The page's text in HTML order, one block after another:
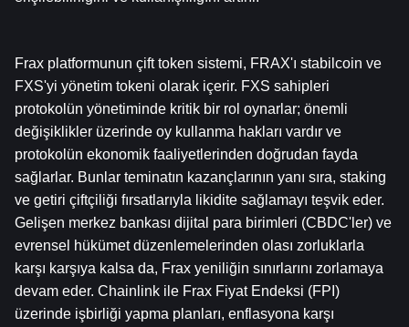
Frax platformunun çift token sistemi, FRAX'ı stabilcoin ve
FXS'yi yönetim tokeni olarak içerir. FXS sahipleri
protokolün yönetiminde kritik bir rol oynarlar; önemli
değişiklikler üzerinde oy kullanma hakları vardır ve
protokolün ekonomik faaliyetlerinden doğrudan fayda
sağlarlar. Bunlar teminatın kazançlarının yanı sıra, staking
ve getiri çiftçiliği fırsatlarıyla likidite sağlamayı teşvik eder.
Gelişen merkez bankası dijital para birimleri (CBDC'ler) ve
evrensel hükümet düzenlemelerinden olası zorluklarla
karşı karşıya kalsa da, Frax yeniliğin sınırlarını zorlamaya
devam eder. Chainlink ile Frax Fiyat Endeksi (FPI)
üzerinde işbirliği yapma planları, enflasyona karşı